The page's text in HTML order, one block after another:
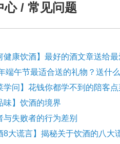
心 / 常见问题
健康饮酒】最好的酒文章送给
端午节最适合送的礼物？送什
学问】花钱你都学不到的陪客
味】饮酒的境界
与失败者的行为差别
8大谎言】揭秘关于饮酒的八大